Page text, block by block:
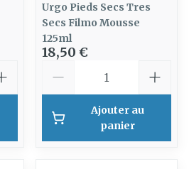
Urgo Pieds Secs Tres
Secs Filmo Mousse
125ml
18,50 €
Ajouter au
panier